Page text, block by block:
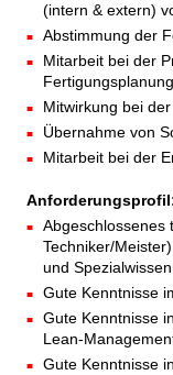
(intern & extern)
Abstimmung der
Mitarbeit bei der
Fertigungsplanung
Mitwirkung bei
Übernahme von
Mitarbeit bei der
Abgeschlossenes
Techniker/
und
Gute Kenntnisse
Gute Kenntnisse
Lean-
Gute Kenntnisse